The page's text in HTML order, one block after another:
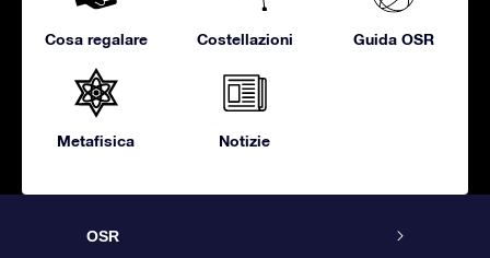
Cosa regalare Costellazioni Guida OSR
Metafisica Notizie
OSR